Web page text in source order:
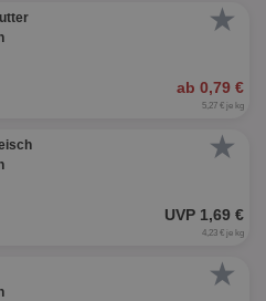
★
ab 0,79 €
5,27 € je kg
★
UVP 1,69 €
4,23 € je kg
★